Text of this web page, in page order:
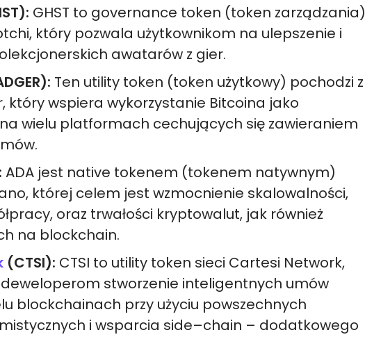
GHST to governance token (token zarządzania)
który pozwala użytkownikom na ulepszenie i
awatarów z gier.
Ten utility token (token użytkowy) pochodzi z
który wspiera wykorzystanie Bitcoina jako
wielu platformach cechujących się zawieraniem
ADA jest native tokenem (tokenem natywnym)
której celem jest wzmocnienie skalowalności,
oraz trwałości kryptowalut, jak również
na blockchain.
(CTSI): CTSI to utility token sieci Cartesi Network,
stworzenie inteligentnych umów
blockchainach przy użyciu powszechnych
i wsparcia side–chain – dodatkowego